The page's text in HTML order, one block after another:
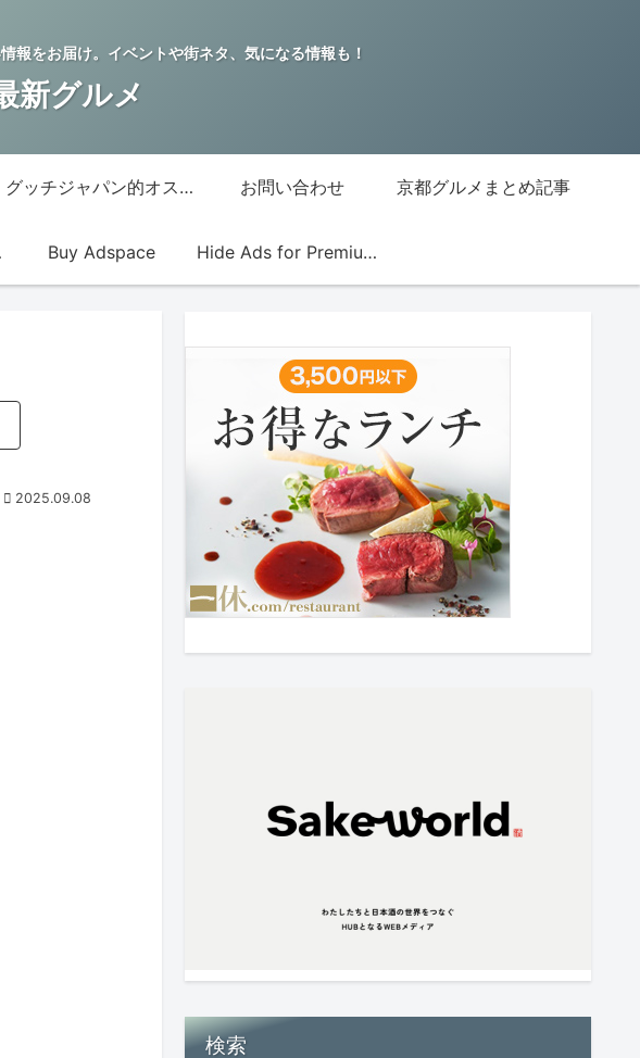
報をお届け。イベントや街ネタ、気になる情報も！
新グルメ
グッチジャパン的オススメ店 お問い合わせ 京都グルメまとめ記事
店 Buy Adspace Hide Ads for Premium Members
2025.09.08
検索